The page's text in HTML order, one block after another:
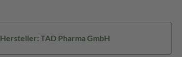
Hersteller: TAD Pharma GmbH